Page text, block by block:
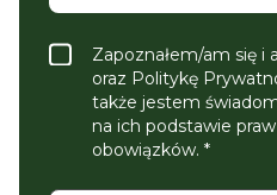
Zapoznałem/am się i
oraz Politykę
także jestem
na ich podstawie
obowiązków. *